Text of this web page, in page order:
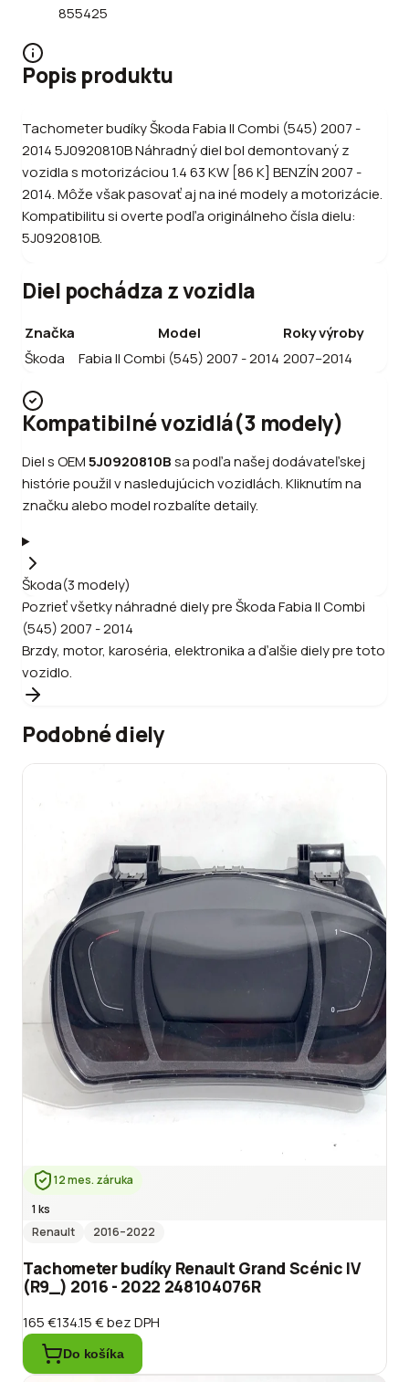
855425
Popis produktu
Tachometer budíky Škoda Fabia II Combi (545) 2007 -
2014 5J0920810B Náhradný diel bol demontovaný z
vozidla s motorizáciou 1.4 63 KW [86 K] BENZÍN 2007 -
2014. Môže však pasovať aj na iné modely a motorizácie.
Kompatibilitu si overte podľa originálneho čísla dielu:
5J0920810B.
Diel pochádza z vozidla
Značka Model
Roky výroby
Škoda
Fabia II Combi (545) 2007 - 2014 2007–2014
Kompatibilné vozidlá(3 modely)
Diel s OEM5J0920810Bsa podľa našej dodávateľskej
histórie použil v nasledujúcich vozidlách. Kliknutím na
značku alebo model rozbalíte detaily.
Škoda(3modely)
Pozrieť všetky náhradné diely preŠkodaFabia II Combi
(545) 2007 - 2014
Brzdy, motor, karoséria, elektronika a ďalšie diely pre toto
vozidlo.
Podobné diely
12 mes. záruka
1 ks
Renault
2016–2022
Tachometer budíky Renault Grand Scénic IV
(R9_) 2016 - 2022 248104076R
165 €134.15 €bez DPH
Do košíka